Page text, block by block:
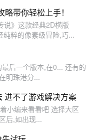
带你轻松上手！
说》这款经典2D横版
纯粹的像素级冒险,巧...
后一个版本,在0... 还有的
明珠港分...
进不了游戏解决方案
小编来看看吧 选择大区
后,如出现...